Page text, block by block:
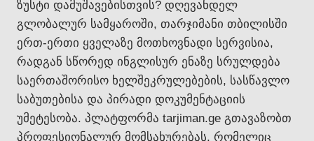
ზუსტი დამუშავებისთვის? დღევანდელ
გლობალურ სამყაროში, თარჯიმანი თბილისში
ერთ-ერთი ყველაზე მოთხოვნადი სერვისია,
რადგან სწორედ ინგლისურ ენაზე სრულდება
საერთაშორისო ხელშეკრულებების, სასწავლო
საბუთებისა და პირადი დოკუმენტაციის
უმეტესობა. პლატფორმა tarjiman.ge გთავაზობთ
პროფესიონალურ მომსახურებას, რომელიც